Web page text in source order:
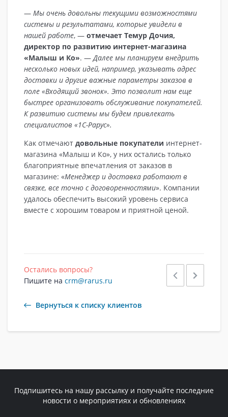
— Мы очень довольны текущими возможностями
системы и результатами, которые увидели в
нашей работе, — отмечает Темур Дочия,
директор по развитию интернет-магазина
«Малыш и Ко». —Далее мы планируем внедрить
несколько новых идей, например, указывать адрес
доставки и другие важные параметры заказов в
поле «Входящий звонок». Это позволит нам еще
быстрее организовать обслуживание покупателей.
К развитию системы мы будем привлекать
специалистов «1С-Рарус».
Как отмечают довольные покупатели интернет-
магазина «Малыш и Ко», у них остались только
благоприятные впечатления от заказов в
магазине: «Менеджер и доставка работают в
связке, все точно с договоренностями». Компании
удалось обеспечить высокий уровень сервиса
вместе с хорошим товаром и приятной ценой.
Остались вопросы?
Пишите на crm@rarus.ru
Вернуться к списку клиентов
Подпишитесь на нашу рассылку и получайте последние
новости о мероприятиях и обновлениях